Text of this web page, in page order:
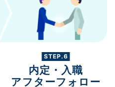
STEP.6
内定・入職
アフターフォロー